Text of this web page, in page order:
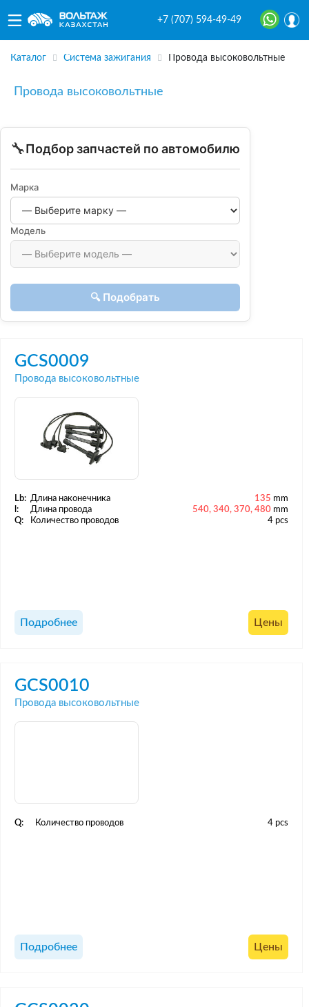
+7 (707) 594-49-49
Каталог Система зажигания Провода высоковольтные
Провода высоковольтные
🔧Подбор запчастей по автомобилю
Марка
Модель
🔍 Подобрать
GCS0009
Провода высоковольтные
Lb: Длина наконечника 135 mm
l:
Длина провода 540, 340, 370, 480 mm
Q:
Количество проводов 4 pcs
Подробнее Цены
GCS0010
Провода высоковольтные
Q: Количество проводов 4 pcs
Подробнее Цены